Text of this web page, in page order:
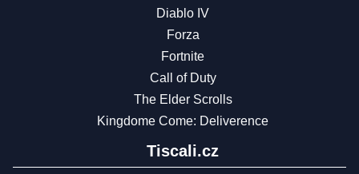
Diablo IV
Forza
Fortnite
Call of Duty
The Elder Scrolls
Kingdome Come: Deliverence
Tiscali.cz